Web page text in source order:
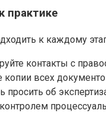
практике
к каждому
контакты с
копии всех
просить об